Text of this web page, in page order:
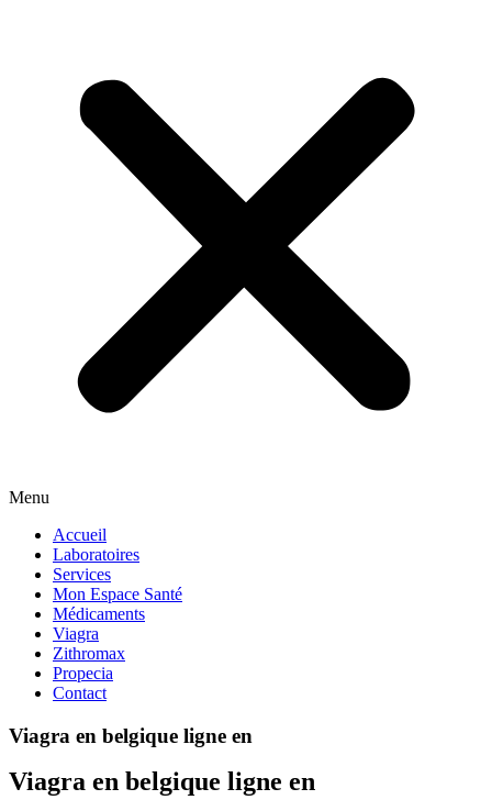
Menu
Accueil
Laboratoires
Services
Mon Espace Santé
Médicaments
Viagra
Zithromax
Propecia
Contact
Viagra en belgique ligne en
Viagra en belgique ligne en